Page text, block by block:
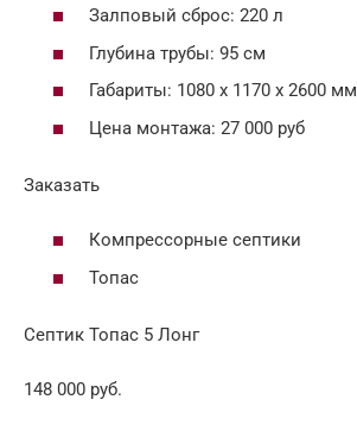
Залповый сброс: 220 л
Глубина трубы: 95 см
Габариты: 1080 х 1170 х 2600 мм
Цена монтажа: 27 000 руб
Заказать
Компрессорные септики
Топас
Септик Топас 5 Лонг
148 000 руб.